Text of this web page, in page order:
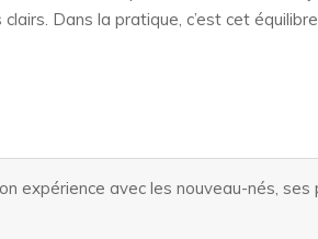
Dans la pratique, c’est cet
expérience avec les nouveau-nés,